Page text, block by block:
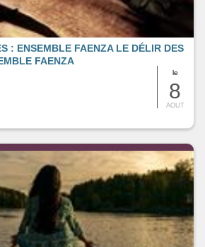
le
8
AOUT
: ENSEMBLE FAENZA LE DÉLIR DES
FAENZA